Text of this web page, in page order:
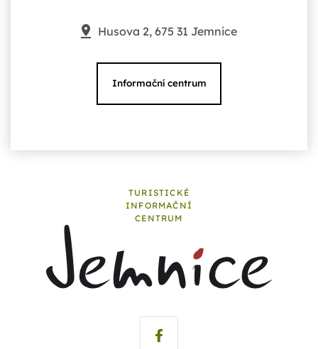
Husova 2, 675 31 Jemnice
Informační centrum
TURISTICKÉ
INFORMAČNÍ
CENTRUM